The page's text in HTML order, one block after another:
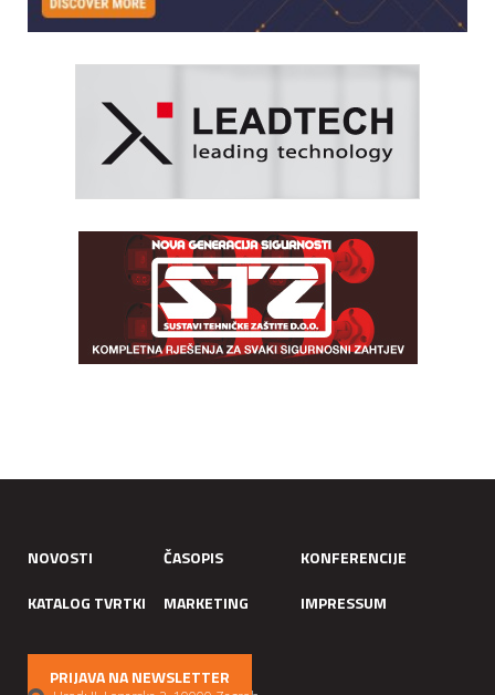
NOVOSTI ČASOPIS
KONFERENCIJE
KATALOG TVRTKI
MARKETING IMPRESSUM
PRIJAVA NA NEWSLETTER